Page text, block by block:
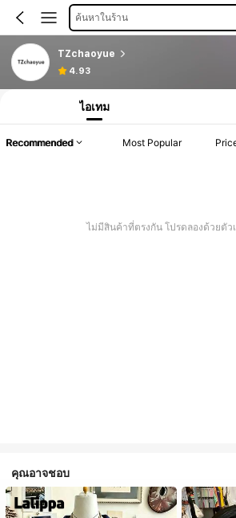
ค้นหาในร้าน
TZchaoyue
4.93
ไอเทม
Recommended Most Popular
ไม่มีสินค้าที่ตรงกัน โปรดลองด้วยตัว
คุณอาจชอบ